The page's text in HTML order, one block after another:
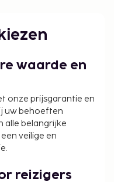
waarde en
onze prijsgarantie en
uw behoeften
alle belangrijke
veilige en
reizigers